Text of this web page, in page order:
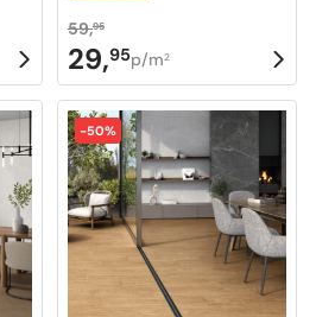
59,95
Oorspronkelijke
prijs
was:
59,95.
29,95
Huidige
prijs
is:
29,95.
p/m2
-50%